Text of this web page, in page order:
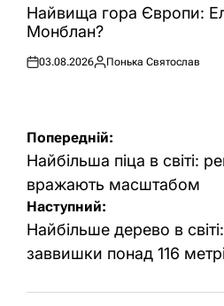
УНайвища гора Європи:
Монблан?
Оприлюднено
03.08.2026
Опубліковано
Понька Святослав
Навігація
записів
Попередній:
Найбільша піца в світі:
вражають масштабом
Наступний:
Найбільше дерево в
заввишки понад 116